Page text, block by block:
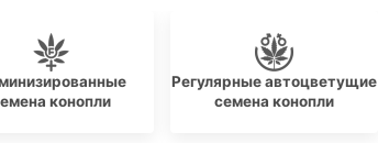
конопли
Регулярные автоцветущие
семена конопли